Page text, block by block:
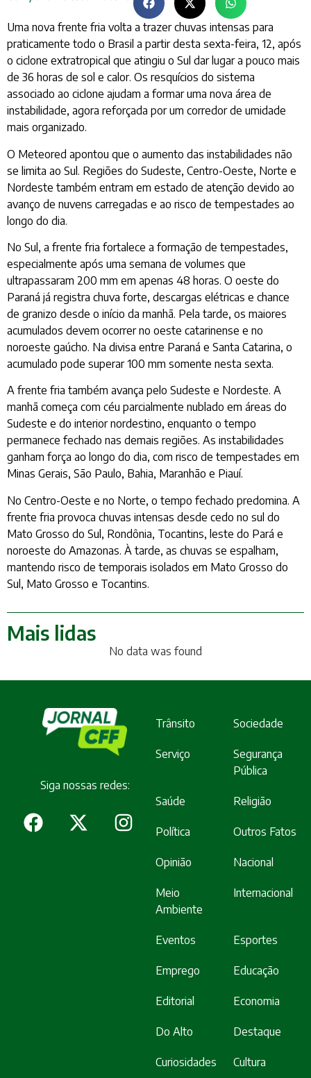
Uma nova frente fria volta a trazer chuvas intensas para
praticamente todo o Brasil a partir desta sexta-feira, 12, após
o ciclone extratropical que atingiu o Sul dar lugar a pouco mais
de 36 horas de sol e calor. Os resquícios do sistema
associado ao ciclone ajudam a formar uma nova área de
instabilidade, agora reforçada por um corredor de umidade
mais organizado.
O Meteored apontou que o aumento das instabilidades não
se limita ao Sul. Regiões do Sudeste, Centro-Oeste, Norte e
Nordeste também entram em estado de atenção devido ao
avanço de nuvens carregadas e ao risco de tempestades ao
longo do dia.
No Sul, a frente fria fortalece a formação de tempestades,
especialmente após uma semana de volumes que
ultrapassaram 200 mm em apenas 48 horas. O oeste do
Paraná já registra chuva forte, descargas elétricas e chance
de granizo desde o início da manhã. Pela tarde, os maiores
acumulados devem ocorrer no oeste catarinense e no
noroeste gaúcho. Na divisa entre Paraná e Santa Catarina, o
acumulado pode superar 100 mm somente nesta sexta.
A frente fria também avança pelo Sudeste e Nordeste. A
manhã começa com céu parcialmente nublado em áreas do
Sudeste e do interior nordestino, enquanto o tempo
permanece fechado nas demais regiões. As instabilidades
ganham força ao longo do dia, com risco de tempestades em
Minas Gerais, São Paulo, Bahia, Maranhão e Piauí.
No Centro-Oeste e no Norte, o tempo fechado predomina. A
frente fria provoca chuvas intensas desde cedo no sul do
Mato Grosso do Sul, Rondônia, Tocantins, leste do Pará e
noroeste do Amazonas. À tarde, as chuvas se espalham,
mantendo risco de temporais isolados em Mato Grosso do
Sul, Mato Grosso e Tocantins.
Mais lidas
No data was found
Siga nossas redes:
Trânsito Sociedade
Serviço
Segurança
Pública
Saúde Religião
Política Outros Fatos
Opinião Nacional
Meio
Ambiente
Internacional
Eventos Esportes
Emprego Educação
Editorial Economia
Do Alto Destaque
Curiosidades Cultura